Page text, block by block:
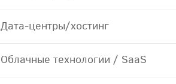
Дата-центры/хостинг
Облачные технологии / SaaS